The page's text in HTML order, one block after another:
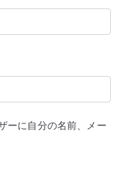
ーに自分の名前、メー